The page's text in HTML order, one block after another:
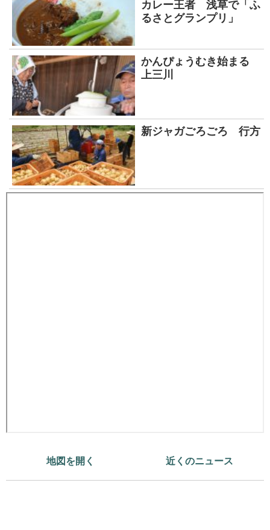
カレー王者 浅草で「ふ
るさとグランプリ」
かんぴょうむき始まる
上三川
新ジャガごろごろ 行方
地図を開く 近くのニュース